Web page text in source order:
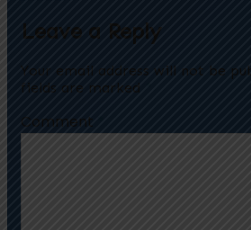
Leave a Reply
Your email address will not be
fields are marked
Comment